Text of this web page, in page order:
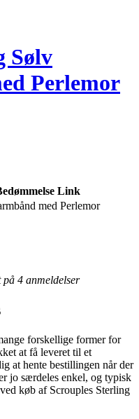
Sølv
Perlemor
Link
med Perlemor
på 4 anmeldelser
forskellige former for
at få leveret til et
at hente bestillingen når der
jo særdeles enkel, og typisk
køb af Scrouples Sterling